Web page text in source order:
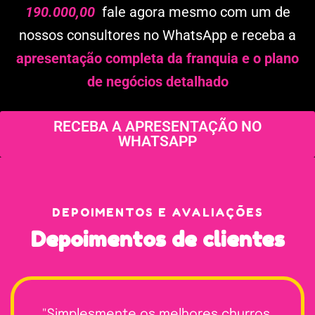
190.000,00 fale agora mesmo com um de
nossos consultores no WhatsApp e receba a
apresentação completa da franquia e o plano
de negócios detalhado
RECEBA A APRESENTAÇÃO NO
WHATSAPP
DEPOIMENTOS E AVALIAÇÕES
Depoimentos de clientes